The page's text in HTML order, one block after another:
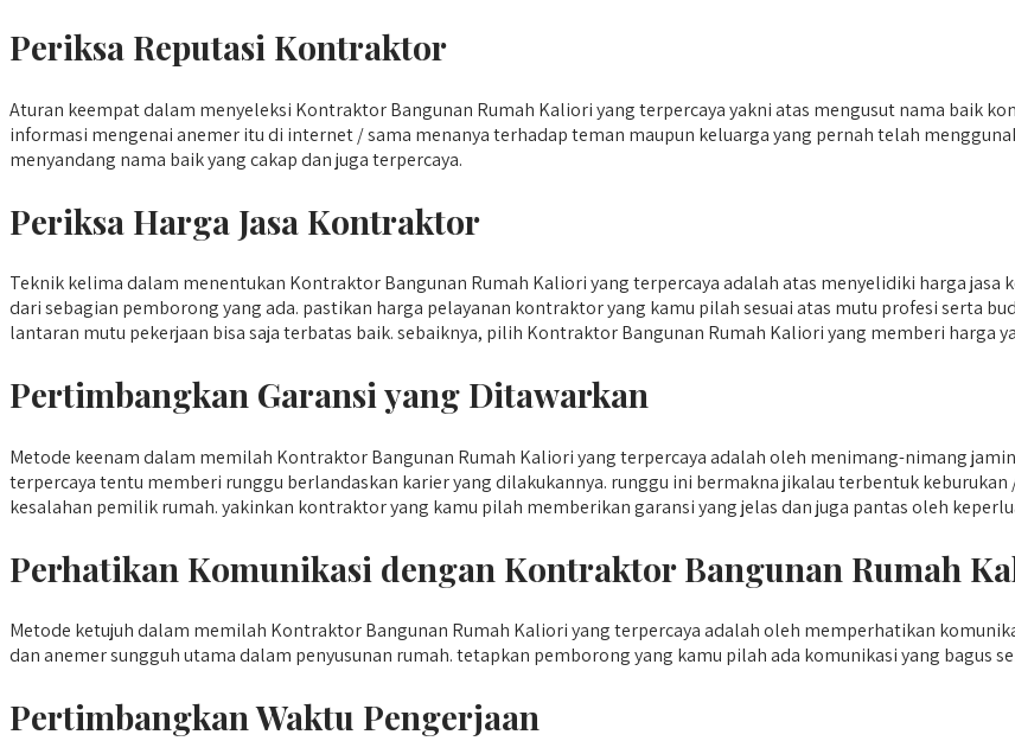
Periksa Reputasi Kontraktor
Aturan keempat dalam menyeleksi Kontraktor Bangunan Rumah Kaliori yang terpercaya yakni atas mengusut nama baik
informasi mengenai anemer itu di internet / sama menanya terhadap teman maupun keluarga yang pernah telah
menyandang nama baik yang cakap dan juga terpercaya.
Periksa Harga Jasa Kontraktor
Teknik kelima dalam menentukan Kontraktor Bangunan Rumah Kaliori yang terpercaya adalah atas menyelidiki harga
dari sebagian pemborong yang ada. pastikan harga pelayanan kontraktor yang kamu pilah sesuai atas mutu profesi serta
lantaran mutu pekerjaan bisa saja terbatas baik. sebaiknya, pilih Kontraktor Bangunan Rumah Kaliori yang memberi harga
Pertimbangkan Garansi yang Ditawarkan
Metode keenam dalam memilah Kontraktor Bangunan Rumah Kaliori yang terpercaya adalah oleh menimang-nimang
terpercaya tentu memberi runggu berlandaskan karier yang dilakukannya. runggu ini bermakna jikalau terbentuk
kesalahan pemilik rumah. yakinkan kontraktor yang kamu pilah memberikan garansi yang jelas dan juga pantas oleh
Perhatikan Komunikasi dengan Kontraktor Bangunan Rumah
Metode ketujuh dalam memilah Kontraktor Bangunan Rumah Kaliori yang terpercaya adalah oleh memperhatikan
dan anemer sungguh utama dalam penyusunan rumah. tetapkan pemborong yang kamu pilah ada komunikasi yang bagus
Pertimbangkan Waktu Pengerjaan